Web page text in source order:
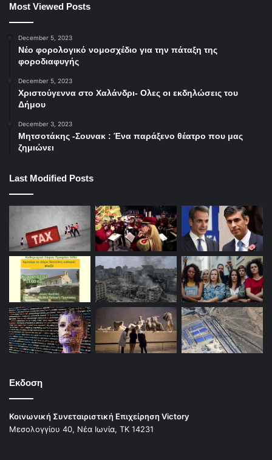
Most Viewed Posts
December 5, 2023
Νέο φορολογικό νομοσχέδιο για την πάταξη της
φοροδιαφυγής
December 5, 2023
Χριστούγεννα στο Χαλάνδρι- Ολες οι εκδηλώσεις του
Δήμου
December 3, 2023
Μητσοτάκης -Σουνακ : Ένα παράξενο θέατρο που μας
ζημιώνει
Last Modified Posts
Εκδοση
Κοινωνική Συνεταιριστική Επιχείρηση Victory
Μεσολογγίου 40, Νέα Ιωνία, ΤΚ 14231